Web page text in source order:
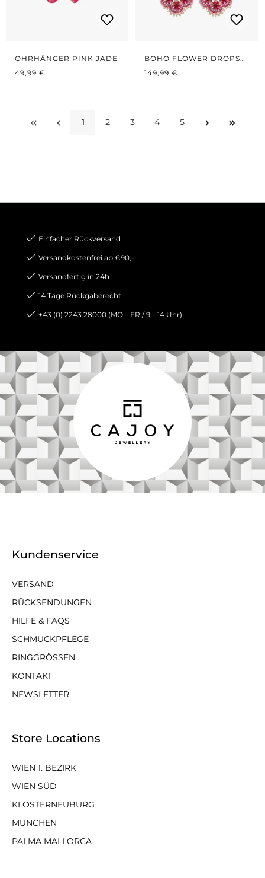
OHRHÄNGER PINK JADE
REGULÄRER PREIS:
49,99 €
BOHO FLOWER DROPS
RED/PINK
REGULÄRER PREIS:
149,99 €
Seite
1 Seite
2 Seite
3 Seite
4 Seite
5
Einfacher Rückversand
Versandkostenfrei ab €90,-
Versandfertig in 24h
14 Tage Rückgaberecht
+43 (0) 2243 28000 (MO – FR / 9 – 14 Uhr)
Kundenservice
VERSAND
RÜCKSENDUNGEN
HILFE & FAQS
SCHMUCKPFLEGE
RINGGRÖSSEN
KONTAKT
NEWSLETTER
Store Locations
WIEN 1. BEZIRK
WIEN SÜD
KLOSTERNEUBURG
MÜNCHEN
PALMA MALLORCA